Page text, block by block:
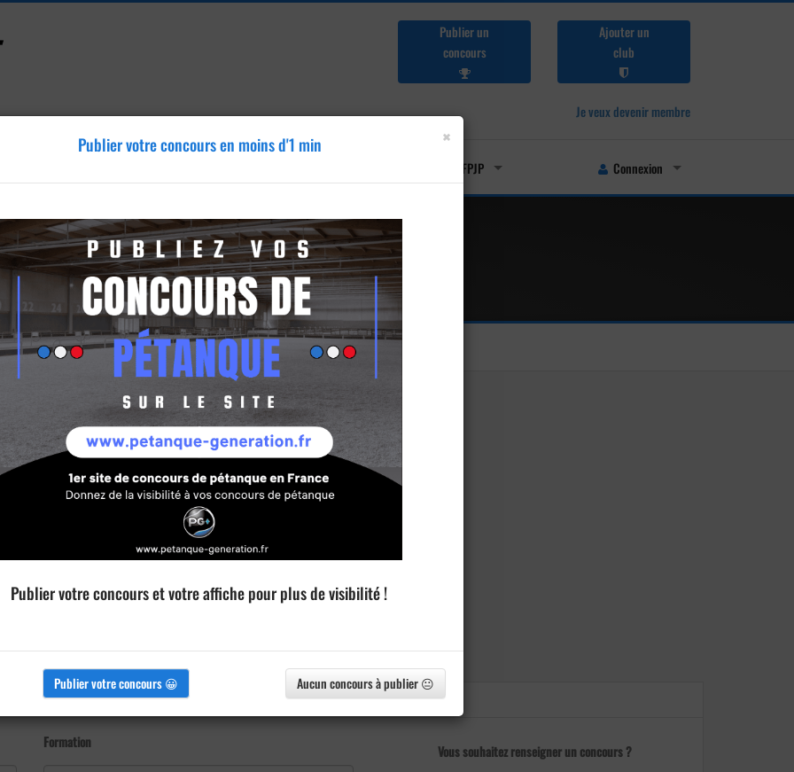
Publier un
concours
Ajouter un
club
Je veux devenir membre
Licenciés FFPJP Connexion
Formation
Vous souhaitez renseigner un concours ?
×
Publier votre concours en moins d'1 min
Publier votre concours et votre affiche pour plus de visibilité !
Publier votre concours 😀 Aucun concours à publier 😐